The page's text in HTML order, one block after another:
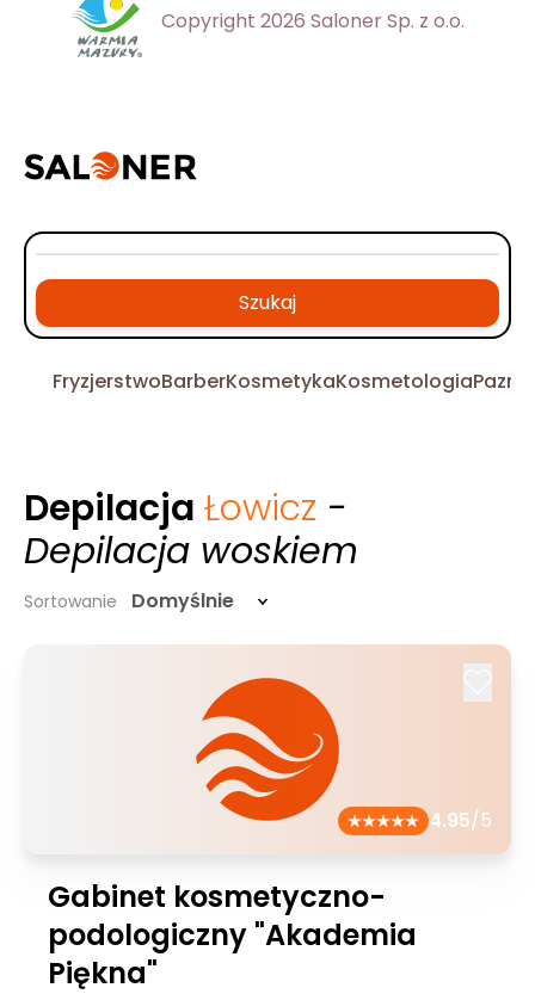
Copyright 2026 Saloner Sp. z o.o.
Szukaj
FryzjerstwoBarberKosmetykaKosmetologia
Depilacja Łowicz -
Depilacja woskiem
Sortowanie Domyślnie
4.95/5
Gabinet kosmetyczno-
podologiczny "Akademia
Piękna"